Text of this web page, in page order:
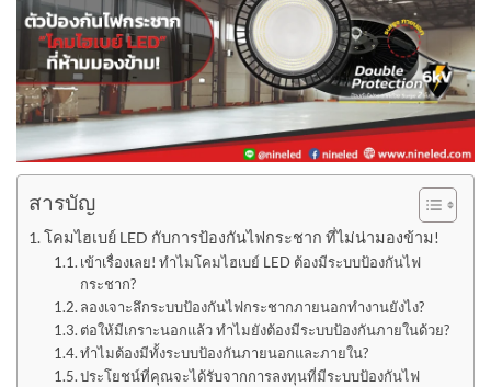
สารบัญ
โคมไฮเบย์ LED กับการป้องกันไฟกระชาก ที่ไม่น่ามองข้าม!
เข้าเรื่องเลย! ทำไมโคมไฮเบย์ LED ต้องมีระบบป้องกันไฟ
กระชาก?
ลองเจาะลึกระบบป้องกันไฟกระชากภายนอกทำงานยังไง?
ต่อให้มีเกราะนอกแล้ว ทำไมยังต้องมีระบบป้องกันภายในด้วย?
ทำไมต้องมีทั้งระบบป้องกันภายนอกและภายใน?
ประโยชน์ที่คุณจะได้รับจากการลงทุนที่มีระบบป้องกันไฟ